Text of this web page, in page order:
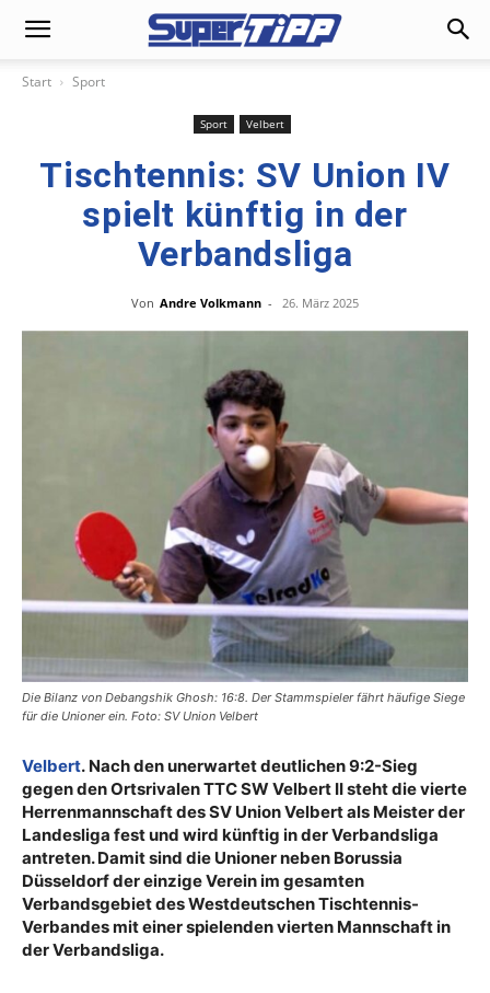
Start Sport
Sport Velbert
Tischtennis: SV Union IV
spielt künftig in der
Verbandsliga
Von Andre Volkmann - 26. März 2025
Die Bilanz von Debangshik Ghosh: 16:8. Der Stammspieler fährt häufige Siege
für die Unioner ein. Foto: SV Union Velbert
Velbert. Nach den unerwartet deutlichen 9:2-Sieg
gegen den Ortsrivalen TTC SW Velbert II steht die vierte
Herrenmannschaft des SV Union Velbert als Meister der
Landesliga fest und wird künftig in der Verbandsliga
antreten. Damit sind die Unioner neben Borussia
Düsseldorf der einzige Verein im gesamten
Verbandsgebiet des Westdeutschen Tischtennis-
Verbandes mit einer spielenden vierten Mannschaft in
der Verbandsliga.